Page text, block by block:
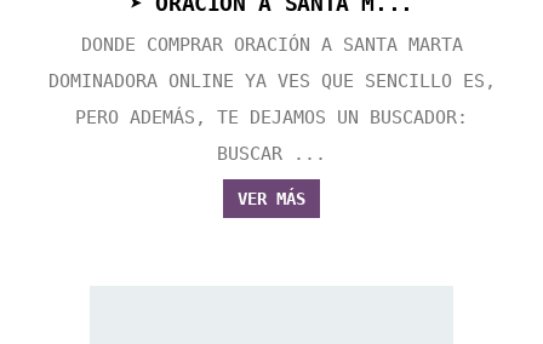
DONDE COMPRAR ORACIÓN A SANTA MARTA
DOMINADORA ONLINE YA VES QUE SENCILLO ES,
PERO ADEMÁS, TE DEJAMOS UN BUSCADOR:
BUSCAR ...
VER MÁS